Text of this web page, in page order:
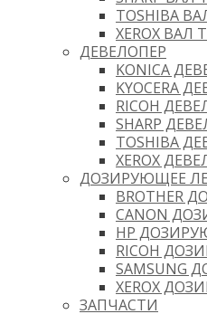
TOSHIBA
XEROX
ДЕВЕЛОПЕР
KONICA
KYOCERA
RICOH
SHARP
TOSHIBA
XEROX
ДОЗИРУЮЩЕЕ
BROTHER
CANON
HP
RICOH
SAMSUNG
XEROX
ЗАПЧАСТИ